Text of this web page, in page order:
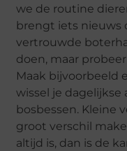
we de routine
brengt iets nieuws
vertrouwde
doen, maar
Maak bijvoorbeeld
wissel je dagelijkse
bosbessen. Kleine
groot verschil
altijd is, dan is de